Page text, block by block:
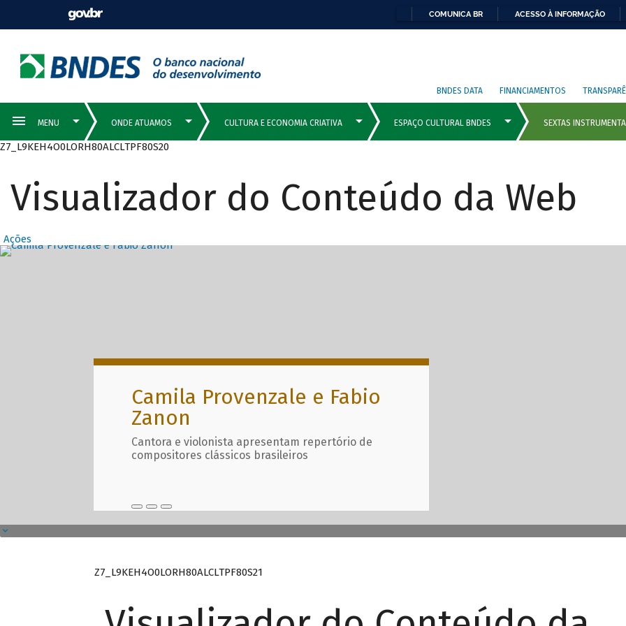
COMUNICA BR ACESSO À INFORMAÇÃO
BNDES DATA FINANCIAMENTOS
Z7_L9KEH4O0LORH80ALCLTPF80S20
Visualizador do Conteúdo da Web
Ações
Destaques Principais com
Camila Provenzale e Fabio
Zanon
Cantora e violonista apresentam repertório de
compositores clássicos brasileiros
Z7_L9KEH4O0LORH80ALCLTPF80S21